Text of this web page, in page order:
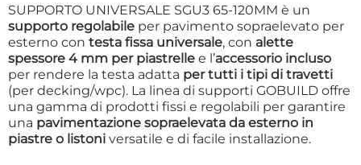
SUPPORTO UNIVERSALE SGU3 65-120MM è un
supporto regolabile per pavimento sopraelevato per
esterno con testa fissa universale, con alette
spessore 4 mm per piastrelle e l’accessorio incluso
per rendere la testa adatta per tutti i tipi di travetti
(per decking/wpc). La linea di supporti GOBUILD offre
una gamma di prodotti fissi e regolabili per garantire
una pavimentazione sopraelevata da esterno in
piastre o listoni versatile e di facile installazione.